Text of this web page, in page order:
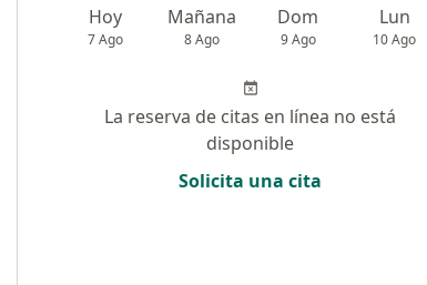
Hoy
7 Ago
Mañana
8 Ago
Dom
9 Ago
Lun
10 Ago
La reserva de citas en línea no está
disponible
Solicita una cita